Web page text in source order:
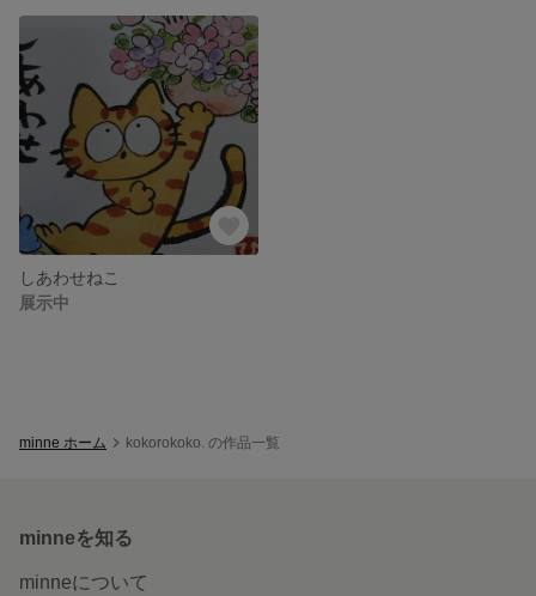
しあわせねこ
展示中
minne ホーム kokorokoko. の作品一覧
minneを知る
minneについて